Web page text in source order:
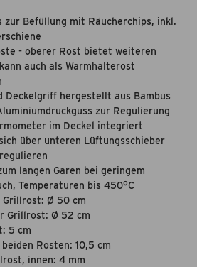
zur Befüllung mit Räucherchips, inkl.
- oberer Rost bietet weiteren
auch als Warmhalterost
Deckelgriff hergestellt aus Bambus
zur Regulierung
im Deckel integriert
über unteren Lüftungsschieber
langen Garen bei geringem
Temperaturen bis 450°C
Grillrost: Ø 50 cm
Grillrost: Ø 52 cm
5 cm
Rosten: 10,5 cm
innen: 4 mm